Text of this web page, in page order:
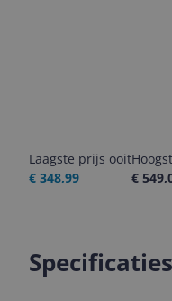
Laagste prijs ooit
€ 348,99
€
Specificaties